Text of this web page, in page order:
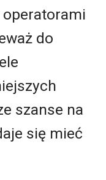
do
szanse na
się mieć